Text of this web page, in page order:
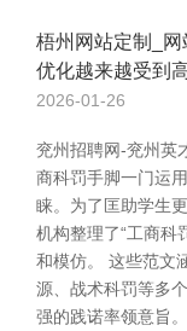
梧州网站定制_
优化越来越受到
2026-01-26
兖州招聘网-兖州英
商科罚手脚一门运
睐。为了匡助学生
机构整理了“工商科
和模仿。 这些范文
源、战术科罚等多
强的践诺率领意旨